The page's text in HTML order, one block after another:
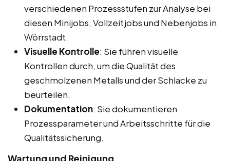
verschiedenen Prozessstufen zur Analyse bei
diesen Minijobs, Vollzeitjobs und Nebenjobs in
Wörrstadt.
Visuelle Kontrolle: Sie führen visuelle
Kontrollen durch, um die Qualität des
geschmolzenen Metalls und der Schlacke zu
beurteilen.
Dokumentation: Sie dokumentieren
Prozessparameter und Arbeitsschritte für die
Qualitätssicherung.
Wartung und Reinigung